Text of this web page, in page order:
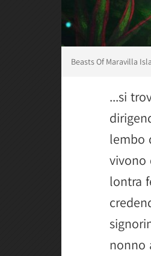
Beasts Of Maravilla
...si
lembo
vivono
lontra
nonno